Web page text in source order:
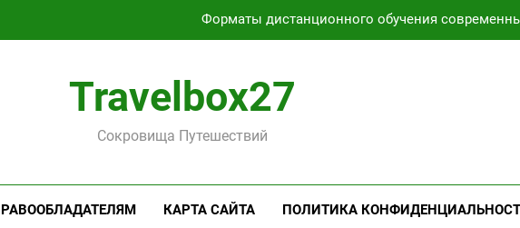
Форматы дистанционного обучения
Способы получения и хранения электронных и
Активный отдых на Байкале летом и зимой по
Характеристики легких чемоданов на колесах с амортизаторами для
Travelbox27
Сокровища Путешествий
КАРТА САЙТА ПОЛИТИКА